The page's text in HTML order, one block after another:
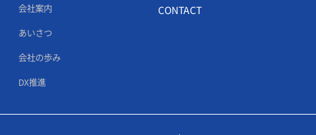
会社案内
あいさつ
会社の歩み
DX推進
CONTACT